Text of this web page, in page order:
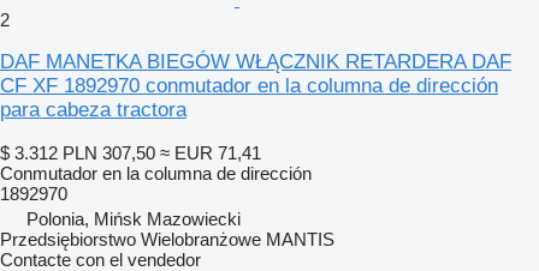
2
DAF MANETKA BIEGÓW WŁĄCZNIK RETARDERA DAF
CF XF 1892970 conmutador en la columna de dirección
para cabeza tractora
$ 3.312 PLN 307,50 ≈ EUR 71,41
Conmutador en la columna de dirección
1892970
Polonia, Mińsk Mazowiecki
Przedsiębiorstwo Wielobranżowe MANTIS
Contacte con el vendedor